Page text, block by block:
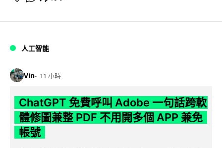
人工智能
Vin 11 小時
ChatGPT 免費呼叫 Adobe 一句話跨軟
體修圖兼整 PDF 不用開多個 APP 兼免
帳號